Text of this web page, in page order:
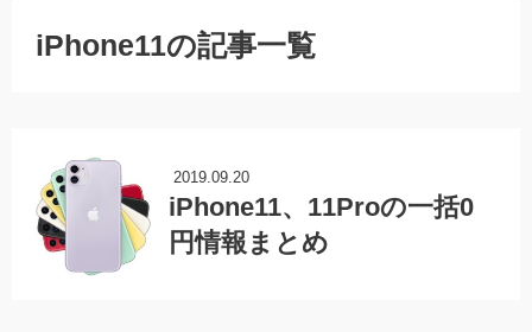
iPhone11の記事一覧
2019.09.20
iPhone11、11Proの一括0
円情報まとめ